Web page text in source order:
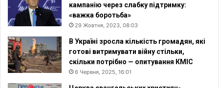
кампанію через слабку підтримку:
«важка боротьба»
29 Жовтня, 2023, 08:03
В Україні зросла кількість громадян, які
готові витримувати війну стільки,
скільки потрібно — опитування КМІС
6 Червня, 2025, 16:01